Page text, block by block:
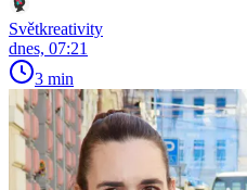
Světkreativity
dnes, 07:21
3 min